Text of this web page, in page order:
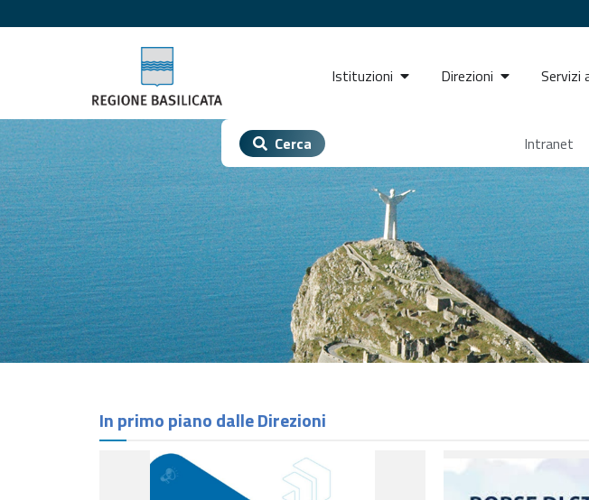
Istituzioni Direzioni Servizi
Cerca Intranet
In primo piano dalle Direzioni